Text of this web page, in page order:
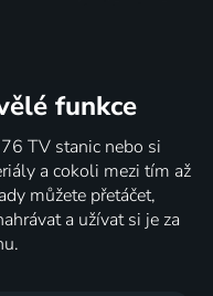
funkce
TV stanic nebo si
a cokoli mezi tím až
můžete přetáčet,
a užívat si je za